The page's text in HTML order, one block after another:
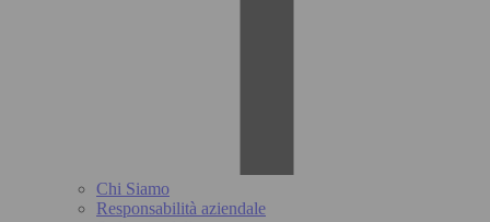
Chi Siamo
Responsabilità aziendale